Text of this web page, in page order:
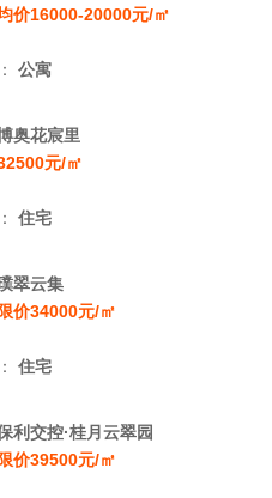
价16000-20000元/㎡
公寓
奥花宸里
元/㎡
住宅
翠云集
价34000元/㎡
住宅
利交控·桂月云翠园
价39500元/㎡